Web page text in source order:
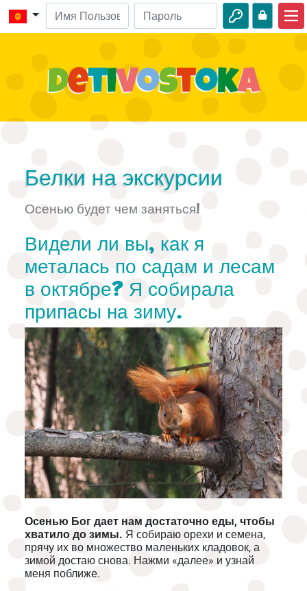
Библейские истории
Приключения
Белки на экскурсии
Осенью будет чем заняться!
Видели ли вы, как я
металась по садам и лесам
в октябре? Я собирала
припасы на зиму.
Осенью Бог дает нам достаточно еды, чтобы
хватило до зимы. Я собираю орехи и семена,
прячу их во множество маленьких кладовок, а
зимой достаю снова. Нажми «далее» и узнай
меня поближе.